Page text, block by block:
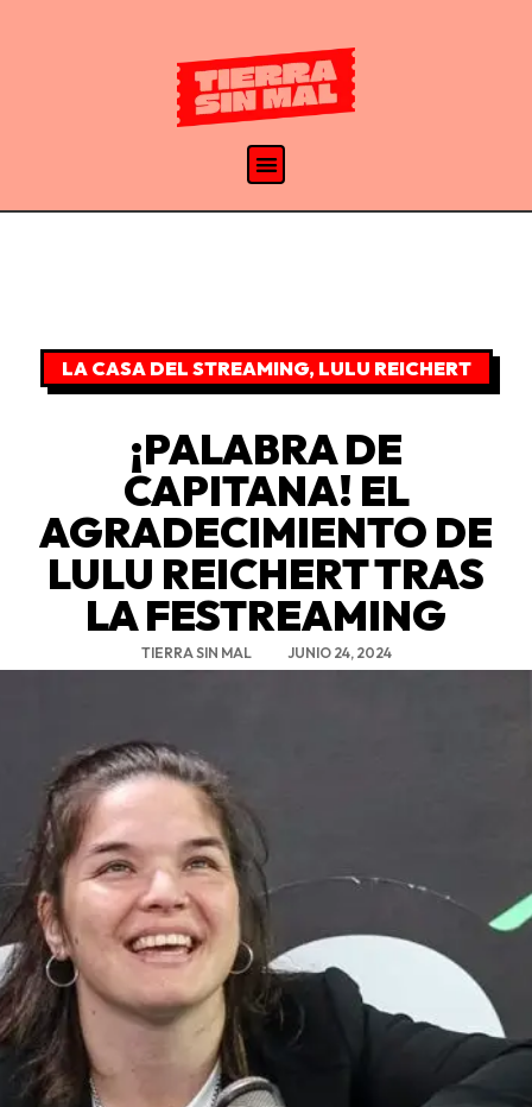
LA CASA DEL STREAMING, LULU REICHERT
¡PALABRA DE
CAPITANA! EL
AGRADECIMIENTO DE
LULU REICHERT TRAS
LA FESTREAMING
TIERRA SIN MAL JUNIO 24, 2024